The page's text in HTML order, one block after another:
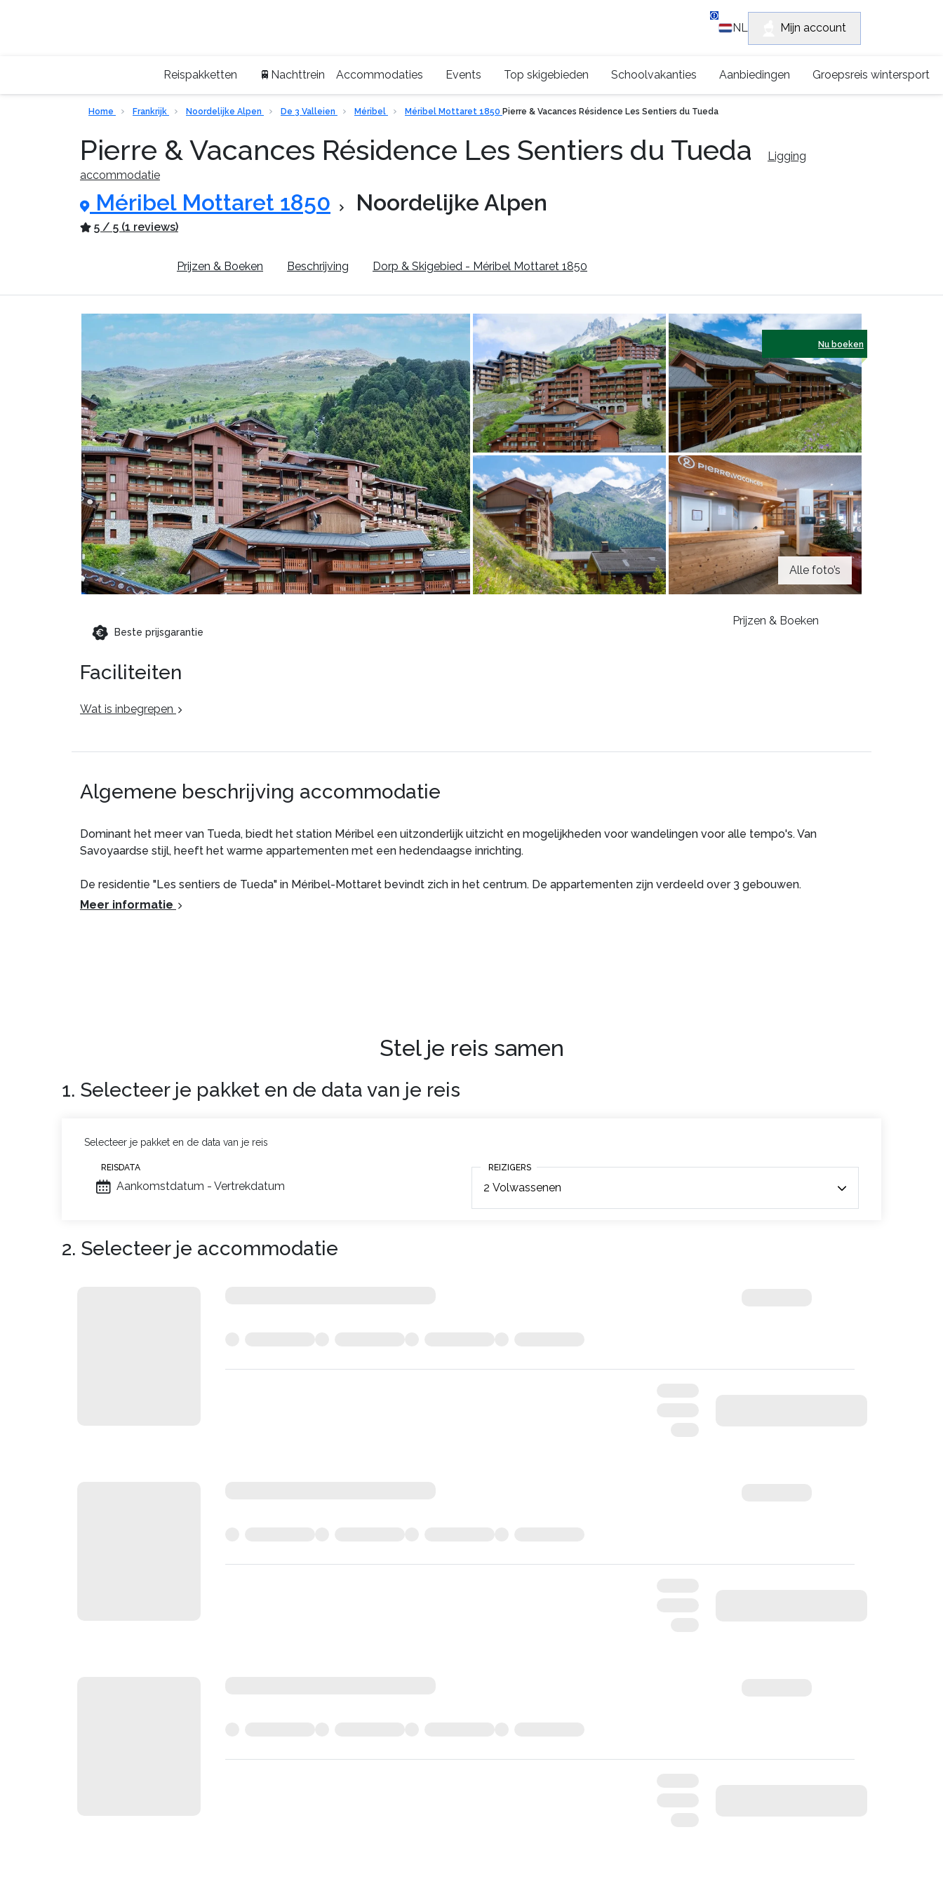
NL Mijn account
Reispakketten 🚆Nachttrein Accommodaties Events Top skigebieden Schoolvakanties Aanbiedingen Groepsreis wintersport
Home Frankrijk Noordelijke Alpen De 3 Valleien Méribel Méribel Mottaret 1850 Pierre & Vacances Résidence Les Sentiers du Tueda
Pierre & Vacances Résidence Les Sentiers du Tueda
Ligging
accommodatie
Méribel Mottaret 1850 Noordelijke Alpen
5 / 5 (1 reviews)
Prijzen & Boeken Beschrijving Dorp & Skigebied - Méribel Mottaret 1850
Alle foto’s
Nu boeken
Beste prijsgarantie
Prijzen & Boeken
Faciliteiten
Wat is inbegrepen
Algemene beschrijving accommodatie
Dominant het meer van Tueda, biedt het station Méribel een uitzonderlijk uitzicht en mogelijkheden voor wandelingen voor alle tempo's. Van
Savoyaardse stijl, heeft het warme appartementen met een hedendaagse inrichting.
De residentie "Les sentiers de Tueda" in Méribel-Mottaret bevindt zich in het centrum. De appartementen zijn verdeeld over 3 gebouwen.
Meer informatie
Stel je reis samen
1. Selecteer je pakket en de data van je reis
Selecteer je pakket en de data van je reis
Aankomstdatum - Vertrekdatum
REISDATA REIZIGERS
2 Volwassenen
REIZIGERS
2. Selecteer je accommodatie